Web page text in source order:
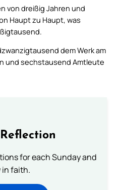
von dreißig Jahren und
Haupt zu Haupt, was
dem Werk am
und sechstausend Amtleute
for each Sunday and
in faith.